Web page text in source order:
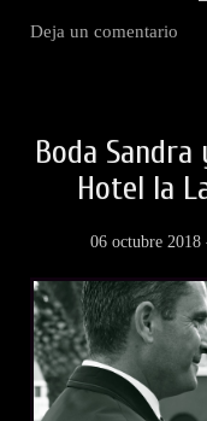
Deja un comentario
Boda Sandra
Hotel la
06 octubre 2018